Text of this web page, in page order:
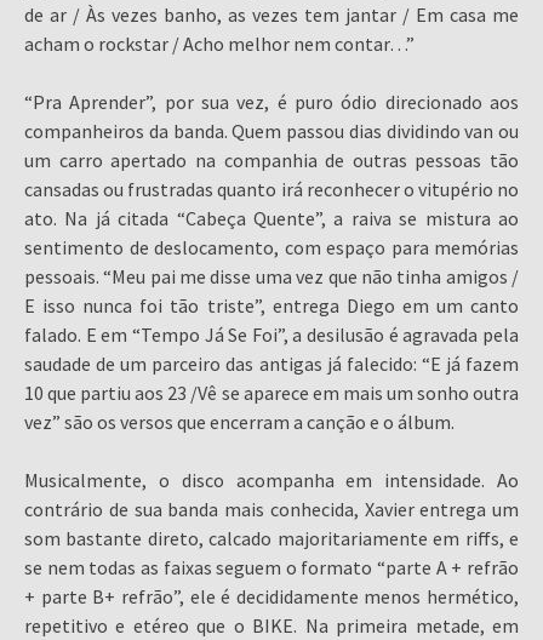
de ar / Às vezes banho, as vezes tem jantar / Em casa me
acham o rockstar / Acho melhor nem contar…”
“Pra Aprender”, por sua vez, é puro ódio direcionado aos
companheiros da banda. Quem passou dias dividindo van ou
um carro apertado na companhia de outras pessoas tão
cansadas ou frustradas quanto irá reconhecer o vitupério no
ato. Na já citada “Cabeça Quente”, a raiva se mistura ao
sentimento de deslocamento, com espaço para memórias
pessoais. “Meu pai me disse uma vez que não tinha amigos /
E isso nunca foi tão triste”, entrega Diego em um canto
falado. E em “Tempo Já Se Foi”, a desilusão é agravada pela
saudade de um parceiro das antigas já falecido: “E já fazem
10 que partiu aos 23 /Vê se aparece em mais um sonho outra
vez” são os versos que encerram a canção e o álbum.
Musicalmente, o disco acompanha em intensidade. Ao
contrário de sua banda mais conhecida, Xavier entrega um
som bastante direto, calcado majoritariamente em riffs, e
se nem todas as faixas seguem o formato “parte A + refrão
+ parte B+ refrão”, ele é decididamente menos hermético,
repetitivo e etéreo que o BIKE. Na primeira metade, em